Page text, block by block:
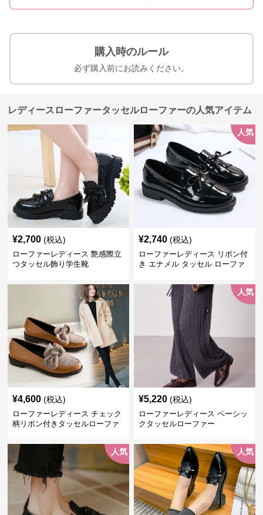
購入時のルール
必ず購入前にお読みください。
レディースローファータッセルローファーの人気アイテム
¥2,700 (税込)
ローファーレディース 艶感際立
つタッセル飾り学生靴
人気
¥2,740 (税込)
ローファーレディース リボン付
き エナメル タッセル ローファ
¥4,600 (税込)
ローファーレディース チェック
柄リボン付きタッセルローファ
人気
¥5,220 (税込)
ローファーレディース ベーシッ
クタッセルローファー
人気 人気